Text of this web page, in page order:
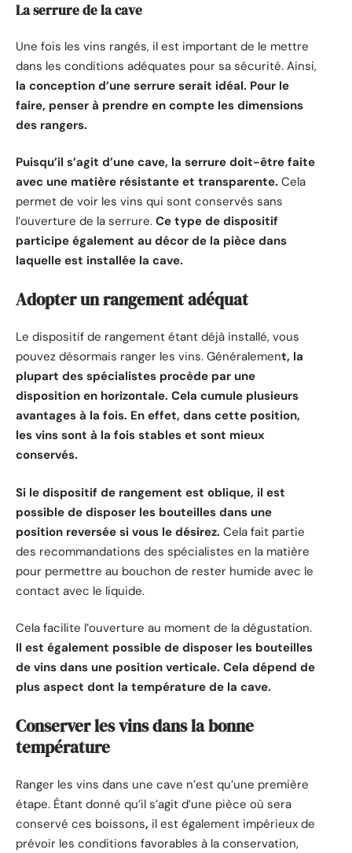
La serrure de la cave
Une fois les vins rangés, il est important de le mettre
dans les conditions adéquates pour sa sécurité. Ainsi,
la conception d’une serrure serait idéal. Pour le
faire, penser à prendre en compte les dimensions
des rangers.
Puisqu’il s’agit d’une cave, la serrure doit-être faite
avec une matière résistante et transparente. Cela
permet de voir les vins qui sont conservés sans
l’ouverture de la serrure. Ce type de dispositif
participe également au décor de la pièce dans
laquelle est installée la cave.
Adopter un rangement adéquat
Le dispositif de rangement étant déjà installé, vous
pouvez désormais ranger les vins. Généralement, la
plupart des spécialistes procède par une
disposition en horizontale. Cela cumule plusieurs
avantages à la fois. En effet, dans cette position,
les vins sont à la fois stables et sont mieux
conservés.
Si le dispositif de rangement est oblique, il est
possible de disposer les bouteilles dans une
position reversée si vous le désirez. Cela fait partie
des recommandations des spécialistes en la matière
pour permettre au bouchon de rester humide avec le
contact avec le liquide.
Cela facilite l’ouverture au moment de la dégustation.
Il est également possible de disposer les bouteilles
de vins dans une position verticale. Cela dépend de
plus aspect dont la température de la cave.
Conserver les vins dans la bonne
température
Ranger les vins dans une cave n’est qu’une première
étape. Étant donné qu’il s’agit d’une pièce où sera
conservé ces boissons, il est également impérieux de
prévoir les conditions favorables à la conservation,